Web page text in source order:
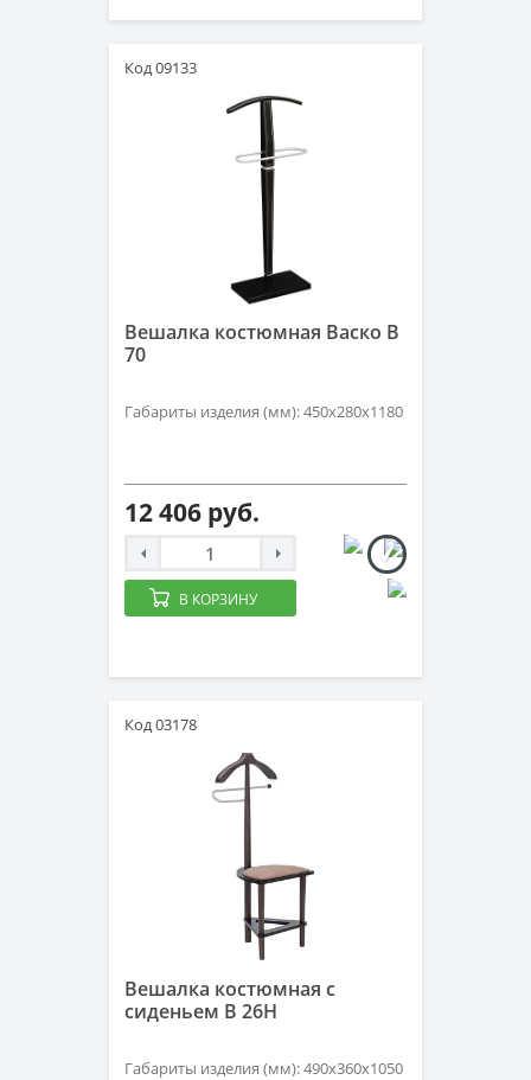
Код 09133
Вешалка костюмная Васко В
70
Габариты изделия (мм): 450х280х1180
12 406 руб.
В КОРЗИНУ
Код 03178
Вешалка костюмная с
сиденьем B 26H
Габариты изделия (мм): 490x360x1050